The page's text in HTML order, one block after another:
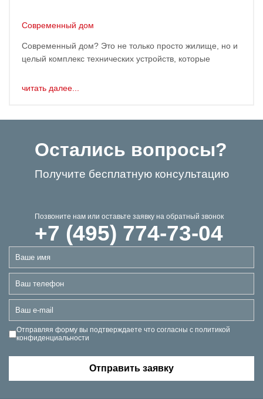
Современный дом
Современный дом? Это не только просто жилище, но и
целый комплекс технических устройств, которые
читать далее...
Остались вопросы?
Получите бесплатную консультацию
Позвоните нам или оставьте заявку на обратный звонок
+7 (495) 774-73-04
Отправляя форму вы подтверждаете что согласны с политикой
конфиденциальности